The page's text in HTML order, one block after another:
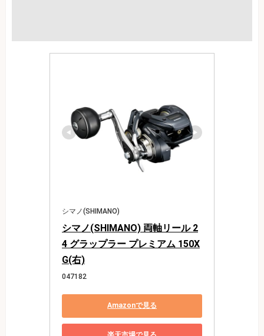
シマノ(SHIMANO)
シマノ(SHIMANO) 両軸リール 2
4 グラップラー プレミアム 150X
G(右)
047182
Amazonで見る